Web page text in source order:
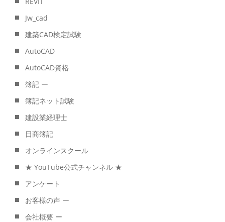
Jw_cad
建築CAD検定試験
AutoCAD
AutoCAD資格
簿記 ー
簿記ネット試験
建設業経理士
日商簿記
オンラインスクール
★ YouTube公式チャンネル ★
アンケート
お客様の声 ー
会社概要 ー